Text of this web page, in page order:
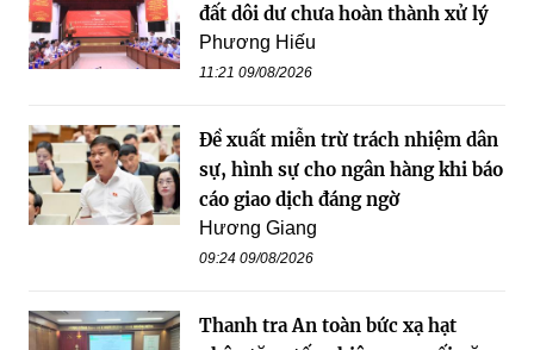
đất dôi dư chưa hoàn thành xử lý
Phương Hiếu
11:21 09/08/2026
Đề xuất miễn trừ trách nhiệm dân
sự, hình sự cho ngân hàng khi báo
cáo giao dịch đáng ngờ
Hương Giang
09:24 09/08/2026
Thanh tra An toàn bức xạ hạt